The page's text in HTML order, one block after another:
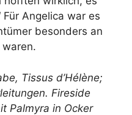
Für Angelica war es
besonders an
Tissus d’Hélène;
Fireside
Palmyra in Ocker